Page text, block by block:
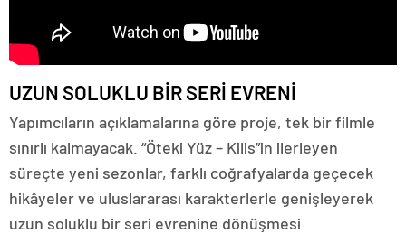
UZUN SOLUKLU BİR SERİ EVRENİ
Yapımcıların açıklamalarına göre proje, tek bir filmle
sınırlı kalmayacak. “Öteki Yüz – Kilis”in ilerleyen
süreçte yeni sezonlar, farklı coğrafyalarda geçecek
hikâyeler ve uluslararası karakterlerle genişleyerek
uzun soluklu bir seri evrenine dönüşmesi